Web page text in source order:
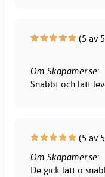
(5 av
Om Skapamer.se:
Snabbt och lätt
(5 av
Om Skapamer.se:
De gick lätt o